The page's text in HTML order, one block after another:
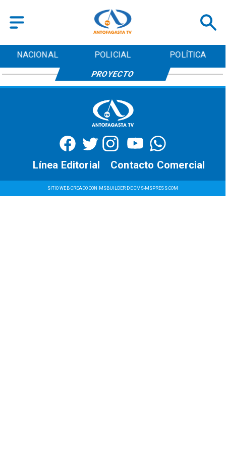
NACIONAL POLICIAL POLÍTICA
PROYECTO
SITIO WEB CREADO CON MSBUILDER DE CMS-MSPRESS.COM
Contacto Comercial
Línea Editorial